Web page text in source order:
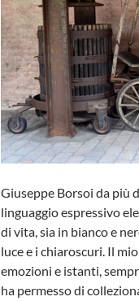
Giuseppe Borsoi da più
linguaggio espressivo
di vita, sia in bianco e
luce e i chiaroscuri. Il
emozioni e istanti,
ha permesso di